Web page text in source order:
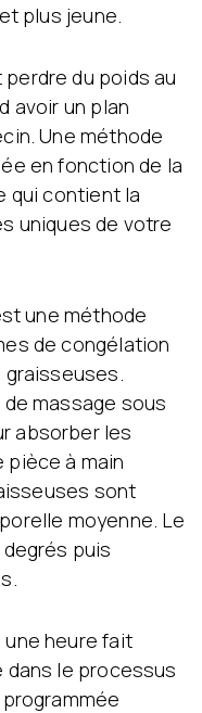
plus jeune.
du poids au
avoir un plan
Une méthode
en fonction de la
qui contient la
uniques de votre
une méthode
de congélation
massage sous
absorber les
à main
sont
moyenne. Le
puis
heure fait
le processus